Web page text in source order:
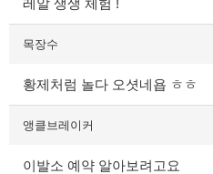
목장수
황제처럼 놀다 오셧네욥 ㅎㅎ
앵클브레이커
이발소 예약 알아보려고요